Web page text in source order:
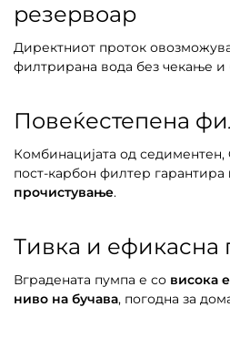
резервоар
Директниот проток
филтрирана вода без чекање и
Повеќестепена
Комбинацијата од седиментен,
пост-карбон филтер гарантира
прочистување.
Тивка и ефикасна
Вградената пумпа е со висока
ниво на бучава, погодна за